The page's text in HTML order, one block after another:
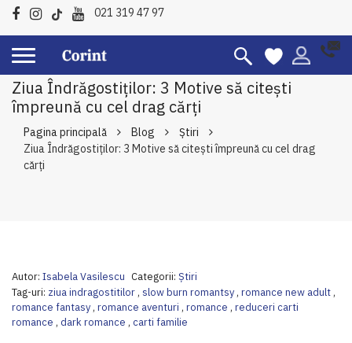
021 319 47 97
Ziua Îndrăgostiților: 3 Motive să citești
împreună cu cel drag cărți
Pagina principală Blog
Ştiri
Ziua Îndrăgostiților: 3 Motive să citești împreună cu cel drag
cărți
Autor: Isabela Vasilescu Categorii: Ştiri
Tag-uri: ziua indragostitilor, slow burn romantsy, romance new adult,
romance fantasy, romance aventuri , romance , reduceri carti
romance , dark romance , carti familie